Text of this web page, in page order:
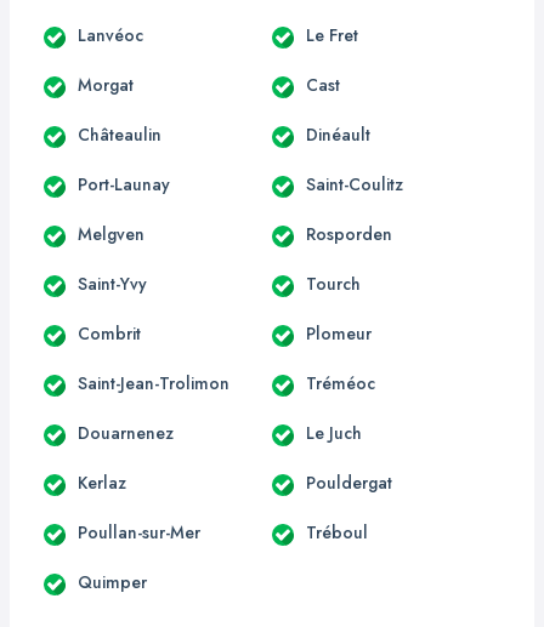
Lanvéoc Le Fret
Morgat Cast
Châteaulin Dinéault
Port-Launay Saint-Coulitz
Melgven Rosporden
Saint-Yvy Tourch
Combrit Plomeur
Saint-Jean-Trolimon Tréméoc
Douarnenez Le Juch
Kerlaz Pouldergat
Poullan-sur-Mer Tréboul
Quimper